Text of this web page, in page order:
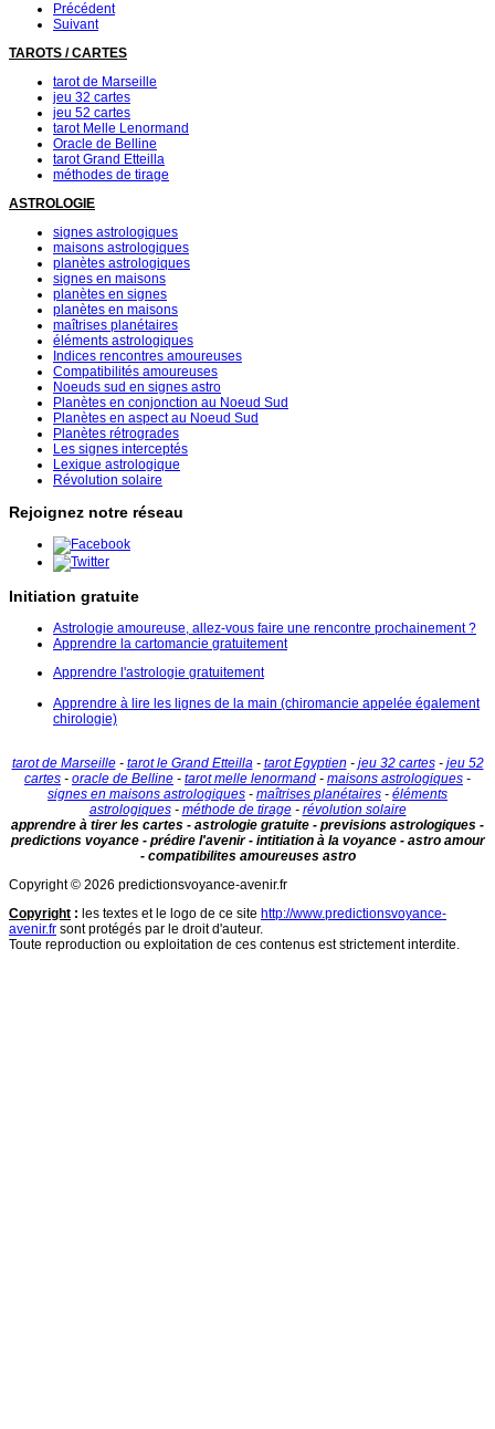
Précédent
Suivant
TAROTS / CARTES
tarot de Marseille
jeu 32 cartes
jeu 52 cartes
tarot Melle Lenormand
Oracle de Belline
tarot Grand Etteilla
méthodes de tirage
ASTROLOGIE
signes astrologiques
maisons astrologiques
planètes astrologiques
signes en maisons
planètes en signes
planètes en maisons
maîtrises planétaires
éléments astrologiques
Indices rencontres amoureuses
Compatibilités amoureuses
Noeuds sud en signes astro
Planètes en conjonction au Noeud Sud
Planètes en aspect au Noeud Sud
Planètes rétrogrades
Les signes interceptés
Lexique astrologique
Révolution solaire
Rejoignez notre réseau
Initiation gratuite
Astrologie amoureuse, allez-vous faire une rencontre prochainement ?
Apprendre la cartomancie gratuitement
Apprendre l'astrologie gratuitement
Apprendre à lire les lignes de la main (chiromancie appelée également
chirologie)
tarot de Marseille- tarot le Grand Etteilla- tarot Egyptien - jeu 32 cartes- jeu 52
cartes - oracle de Belline - tarot melle lenormand - maisons astrologiques -
signes en maisons astrologiques - maîtrises planétaires - éléments
astrologiques- méthode de tirage- révolution solaire
apprendre à tirer les cartes - astrologie gratuite - previsions astrologiques -
predictions voyance - prédire l'avenir - intitiation à la voyance - astro amour
- compatibilites amoureuses astro
Copyright © 2026 predictionsvoyance-avenir.fr
Copyright : les textes et le logo de ce site http://www.predictionsvoyance-
avenir.fr sont protégés par le droit d'auteur.
Toute reproduction ou exploitation de ces contenus est strictement interdite.